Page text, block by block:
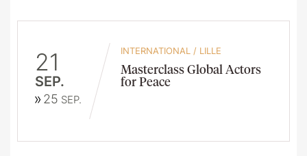
21
SEP.
25 SEP.
INTERNATIONAL / LILLE
Masterclass Global Actors
for Peace